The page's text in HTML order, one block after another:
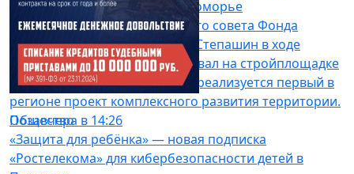
реализации проектов КРТ в Поморье
Председатель попечительского совета Фонда
развития территорий Сергей Степашин в ходе
поездки в Северодвинск побывал на стройплощадке
Группы Аквилон, где успешно реализуется первый в
регионе проект комплексного развития территории.
Общество
Позавчера в 14:26
«Защита для ребёнка» — новая подписка
«Ростелекома» для кибербезопасности детей в